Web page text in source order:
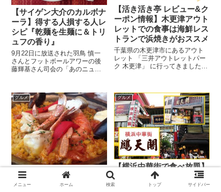
【サイゲン大介のカルボナ
ーラ】得する人損する人レ
シピ『乾麺を生麺に＆トリ
ュフの香り』
9月22日に放送された羽鳥 慎一
さんとフットボールアワーの後
藤輝基さん司会の「あのニュー
コンビ「うしろシティ」の神の
舌を持つと言われる阿諏訪泰義
さんの 「安い材料が簡単！カル
ボナーラが...
【活き活き亭 レビュー&ク
ーポン情報】木更津アウト
レットでの食事は海鮮レス
トランで浜焼きがおススメ
千葉県の木更津市にあるアウト
レット 「三井アウトレットパー
ク 木更津」 に行ってきました。
類を網で焼いて食べさせてくれ
るレストランが出ていたのを思
い出し...
グルメ
【得する人損する人】本格
パエリア『アルミホイルで
グルメ
【横浜中華街で食べ放題】
鵬天閣の割引クーポンは？
本格バイキング料理口コ
メニュー ホーム 検索 トップ サイドバー